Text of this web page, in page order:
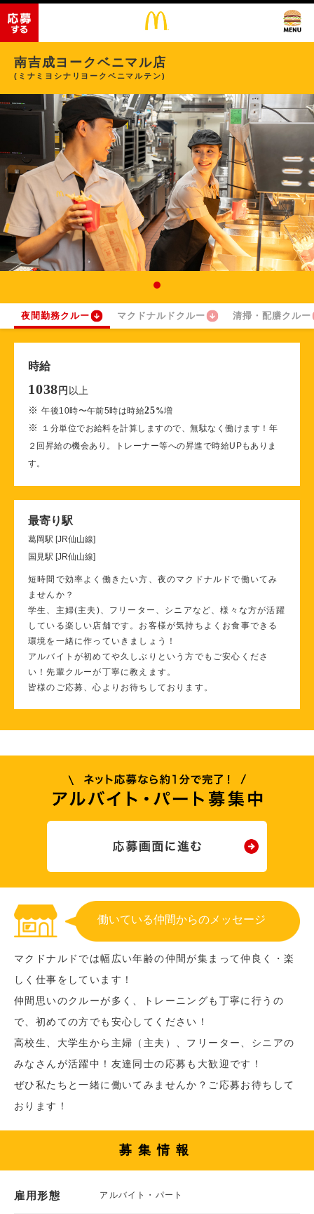
南吉成ヨークベニマル店
(ミナミヨシナリヨークベニマルテン)
夜間勤務クルー マクドナルドクルー 清掃・配膳クルー
時給
1038 円 以上
※午後10時〜午前5時は時給25%増
※
１分単位でお給料を計算しますので、無駄なく働けます！年
２回昇給の機会あり。トレーナー等への昇進で時給UPもありま
す。
最寄り駅
葛岡駅 [JR仙山線]
国見駅 [JR仙山線]
短時間で効率よく働きたい方、夜のマクドナルドで働いてみ
ませんか？
学生、主婦(主夫)、フリーター、シニアなど、様々な方が活躍
している楽しい店舗です。お客様が気持ちよくお食事できる
環境を一緒に作っていきましょう！
アルバイトが初めてや久しぶりという方でもご安心くださ
い！先輩クルーが丁寧に教えます。
皆様のご応募、心よりお待ちしております。
働いている仲間からのメッセージ
マクドナルドでは幅広い年齢の仲間が集まって仲良く・楽
しく仕事をしています！
仲間思いのクルーが多く、トレーニングも丁寧に行うの
で、初めての方でも安心してください！
高校生、大学生から主婦（主夫）、フリーター、シニアの
みなさんが活躍中！友達同士の応募も大歓迎です！
ぜひ私たちと一緒に働いてみませんか？ご応募お待ちして
おります！
募集情報
雇用形態 アルバイト・パート